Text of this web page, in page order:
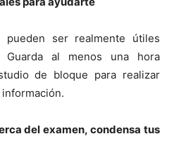
pueden ser realmente útiles
Guarda al menos una hora
de bloque para realizar
del examen, condensa tus